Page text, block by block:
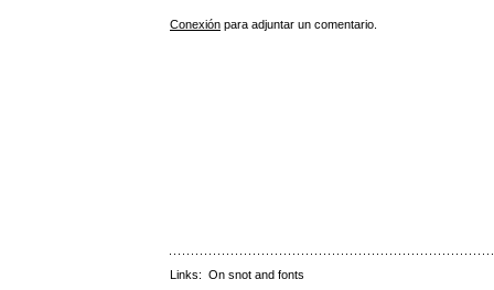
Conexión para adjuntar un comentario.
Links: On snot and fonts